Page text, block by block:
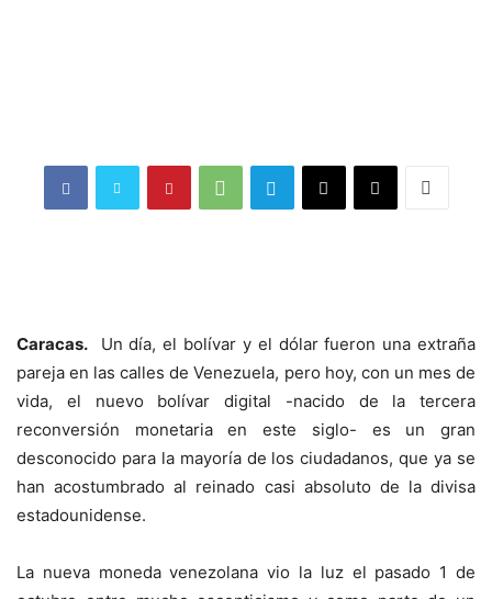
Caracas. Un día, el bolívar y el dólar fueron una extraña
pareja en las calles de Venezuela, pero hoy, con un mes de
vida, el nuevo bolívar digital -nacido de la tercera
reconversión monetaria en este siglo- es un gran
desconocido para la mayoría de los ciudadanos, que ya se
han acostumbrado al reinado casi absoluto de la divisa
estadounidense.
La nueva moneda venezolana vio la luz el pasado 1 de